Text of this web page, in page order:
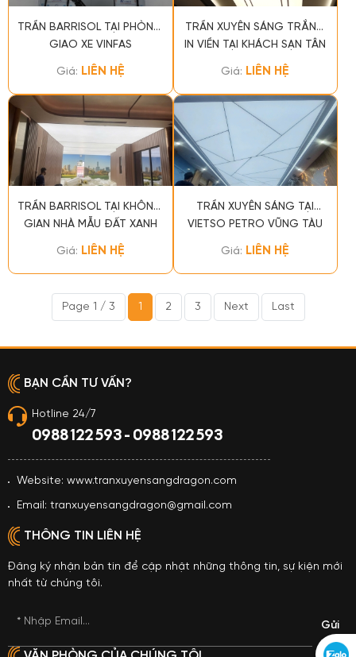
TRẦN BARRISOL TẠI PHÒNG
GIAO XE VINFAS
Giá: LIÊN HỆ
TRẦN XUYÊN SÁNG TRẮNG
IN VIỀN TẠI KHÁCH SẠN TÂN
SƠN NHẤT, TPHCM
Giá: LIÊN HỆ
TRẦN BARRISOL TẠI KHÔNG
GIAN NHÀ MẪU ĐẤT XANH
GROUP Q2
Giá: LIÊN HỆ
TRẦN XUYÊN SÁNG TẠI
VIETSO PETRO VŨNG TÀU
Giá: LIÊN HỆ
Page 1 / 3 1 2 3 Next Last
BẠN CẦN TƯ VẤN?
Hotline 24/7
0988 122 593 - 0988 122 593
Website: www.tranxuyensangdragon.com
Email: tranxuyensangdragon@gmail.com
THÔNG TIN LIÊN HỆ
Đăng ký nhận bản tin để cập nhật những thông tin, sự kiện mới
nhất từ chúng tôi.
* Nhập Email...